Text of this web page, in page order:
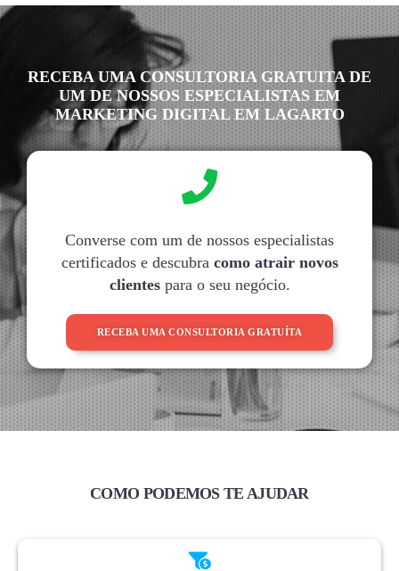
RECEBA UMA CONSULTORIA GRATUITA DE
UM DE NOSSOS ESPECIALISTAS EM
MARKETING DIGITAL EM LAGARTO
Converse com um de nossos especialistas
certificados e descubra como atrair novos
clientespara o seu negócio.
RECEBA UMA CONSULTORIA GRATUÍTA
COMO PODEMOS TE AJUDAR